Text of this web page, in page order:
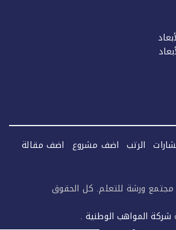
الرتب اضف مشروع اضف مقالة
© 2026 مجتمع ورشة للتعلم. كل الحقوق
الوطنية.